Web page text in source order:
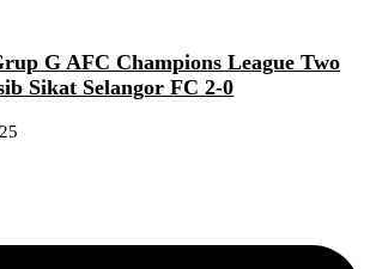
G AFC Champions League Two
Sikat Selangor FC 2-0